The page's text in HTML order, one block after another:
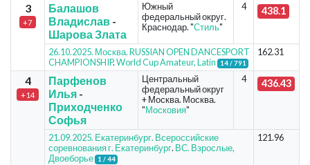
3
+7
Балашов
Владислав-
Шарова Злата
Южный
федеральный округ.
Краснодар. "Стиль"
4 438.1
26.10.2025. Москва. RUSSIAN OPEN DANCESPORT
CHAMPIONSHIP.World Cup Amateur, Latin 14 / 791
162.31
4
+14
Парфенов
Илья-
Приходченко
Софья
Центральный
федеральный округ
+ Москва. Москва.
"Московия"
4 436.43
21.09.2025. Екатеринбург. Всероссийские
соревнования г. Екатеринбург. ВС. Взрослые,
Двоеборье
1 / 44
121.96